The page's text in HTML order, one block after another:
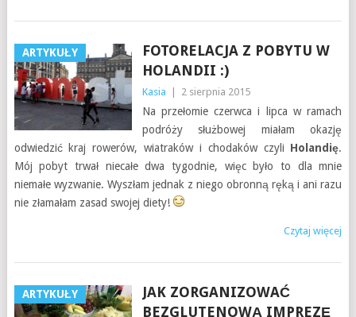
ARTYKUŁY
FOTORELACJA Z POBYTU W
HOLANDII :)
Kasia 2 sierpnia 2015
Na przełomie czerwca i lipca w ramach
podróży służbowej miałam okazję
odwiedzić kraj rowerów, wiatraków i chodaków czyli Holandię.
Mój pobyt trwał niecałe dwa tygodnie, więc było to dla mnie
niemałe wyzwanie. Wyszłam jednak z niego obronną ręką i ani razu
nie złamałam zasad swojej diety!
Czytaj więcej
ARTYKUŁY
JAK ZORGANIZOWAĆ
BEZGLUTENOWĄ IMPREZĘ